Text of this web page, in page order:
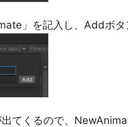
」を記入し、Addボタ
てくるので、